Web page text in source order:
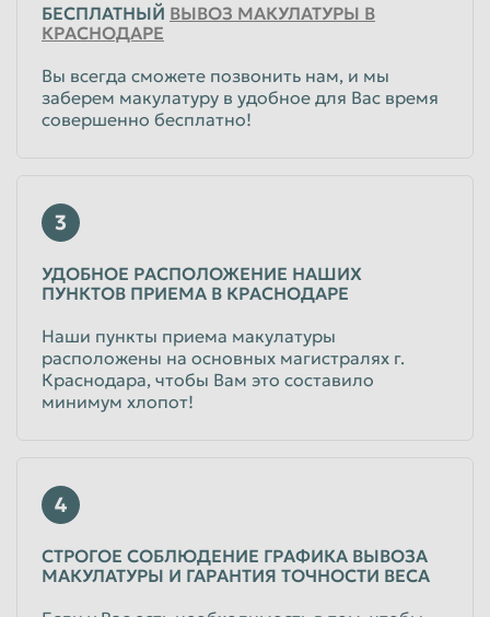
БЕСПЛАТНЫЙ ВЫВОЗ МАКУЛАТУРЫ В
КРАСНОДАРЕ
Вы всегда сможете позвонить нам, и мы
заберем макулатуру в удобное для Вас время
совершенно бесплатно!
3
УДОБНОЕ РАСПОЛОЖЕНИЕ НАШИХ
ПУНКТОВ ПРИЕМА В КРАСНОДАРЕ
Наши пункты приема макулатуры
расположены на основных магистралях г.
Краснодара, чтобы Вам это составило
минимум хлопот!
4
СТРОГОЕ СОБЛЮДЕНИЕ ГРАФИКА ВЫВОЗА
МАКУЛАТУРЫ И ГАРАНТИЯ ТОЧНОСТИ ВЕСА